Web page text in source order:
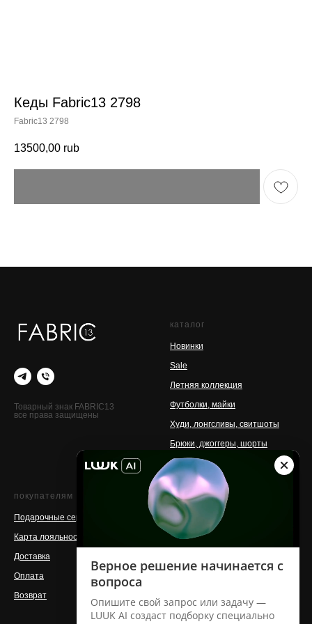
Кеды Fabric13 2798
Fabric13 2798
13500,00 rub
Товарный знак FABRIC13
все права защищены
каталог
Новинки
Sale
Летняя коллекция
Футболки, майки
Худи, лонгсливы, свитшоты
Брюки, джоггеры, шорты
Аксессуары
покупателям
Подарочные сертификаты
Карта лояльности
Доставка
Оплата
Возврат
о бренде
Контакты
Команда